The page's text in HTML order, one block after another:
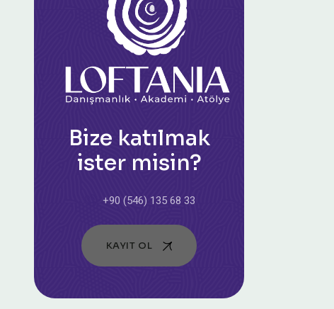
Bize katılmak
ister misin?
+90 (546) 135 68 33
KAYIT OL